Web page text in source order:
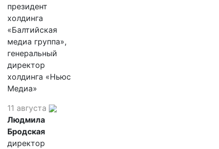
президент
холдинга
«Балтийская
медиа группа»,
генеральный
директор
холдинга «Ньюс
Медиа»
11 августа
Людмила
Бродская
директор